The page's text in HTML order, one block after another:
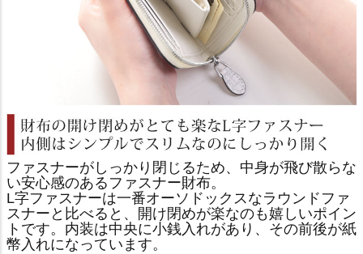
ファスナーがしっかり閉じるため、中身が飛び散らな
い安心感のあるファスナー財布。
L字ファスナーは一番オーソドックスなラウンドファ
スナーと比べると、開け閉めが楽なのも嬉しいポイン
トです。内装は中央に小銭入れがあり、その前後が紙
幣入れになっています。